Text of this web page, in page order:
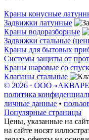
Краны конусные
Задвижки латунные
Краны водоразборные
Задвижки стальные
Краны для бытовых
Системы защиты от
Краны шаровые со
Клапаны стальные
© 2026 · ООО
политика
личные данные •
Популярные страницы
Цены, указанные на
на сайте носят